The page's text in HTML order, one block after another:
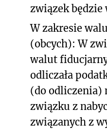
związek będzie
W zakresie
(obcych): W
walut
odliczała
(do odliczenia)
związku z
związanych z